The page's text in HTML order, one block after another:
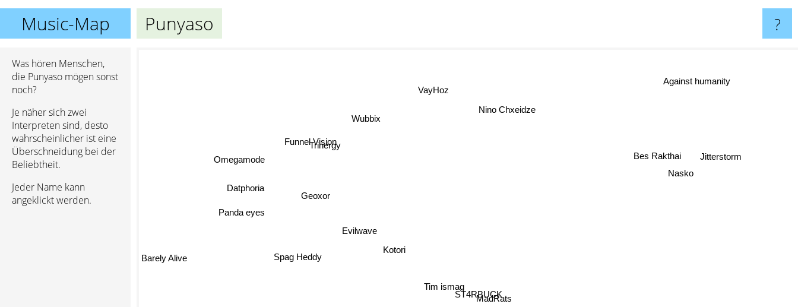
Music-Map Punyaso ?
Was hören Menschen,
die Punyaso mögen sonst
noch?
Je näher sich zwei
Interpreten sind, desto
wahrscheinlicher ist eine
Überschneidung bei der
Beliebtheit.
Jeder Name kann
angeklickt werden.
ST4RBUCK
Tim ismag
MadRats
Kotori
Evilwave
Spag Heddy
Panda eyes
Geoxor
Trinergy
Wubbix
VayHoz
Bes Rakthai Jitterstorm
Funnel Vision
Nino Chxeidze
Datphoria
Nasko
Omegamode
Against humanity
Barely Alive